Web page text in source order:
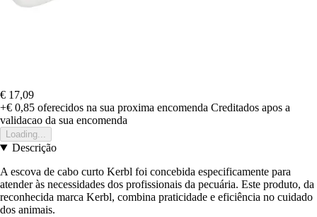
€ 17,09
+€ 0,85 oferecidos na sua proxima encomenda Creditados apos a
validacao da sua encomenda
Loading...
Descrição
A escova de cabo curto Kerbl foi concebida especificamente para
atender às necessidades dos profissionais da pecuária. Este produto, da
reconhecida marca Kerbl, combina praticidade e eficiência no cuidado
dos animais.